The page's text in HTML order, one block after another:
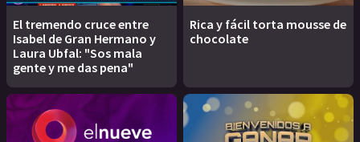
El tremendo cruce entre
Isabel de Gran Hermano y
Laura Ubfal: "Sos mala
gente y me das pena"
Rica y fácil torta mousse de
chocolate